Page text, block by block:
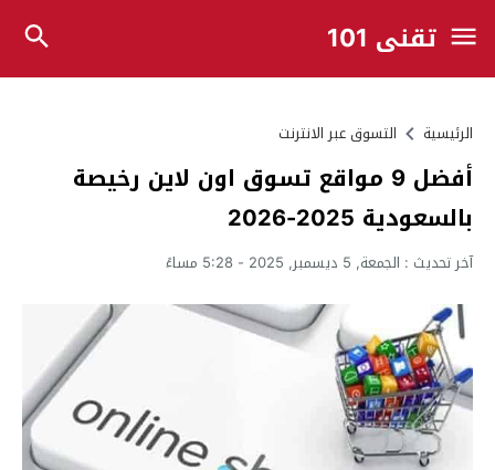
تقني 101
الرئيسية التسوق عبر الانترنت
أفضل 9 مواقع تسوق اون لاين رخيصة
بالسعودية 2025-2026
آخر تحديث : الجمعة, 5 ديسمبر, 2025 - 5:28 مساءً